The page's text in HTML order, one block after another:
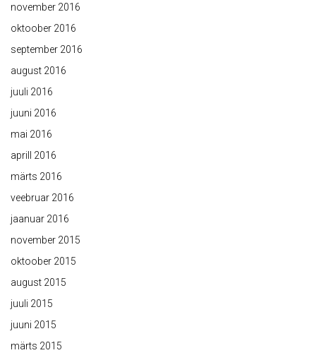
november 2016
oktoober 2016
september 2016
august 2016
juuli 2016
juuni 2016
mai 2016
aprill 2016
märts 2016
veebruar 2016
jaanuar 2016
november 2015
oktoober 2015
august 2015
juuli 2015
juuni 2015
märts 2015